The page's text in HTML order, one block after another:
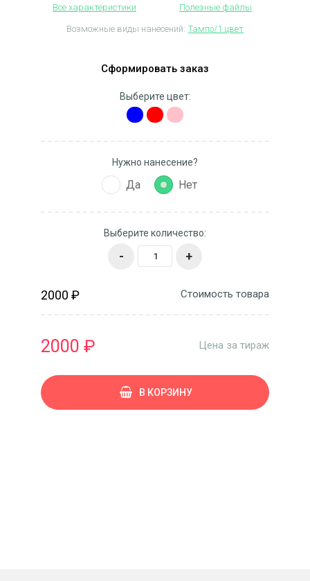
Все характеристики
Полезные файлы
Возможные виды нанесений: Тампо/1 цвет
Сформировать заказ
Выберите цвет:
Нужно нанесение?
Да Нет
Выберите количество:
- +
2000 ₽ Стоимость товара
2000 ₽ Цена за тираж
В КОРЗИНУ